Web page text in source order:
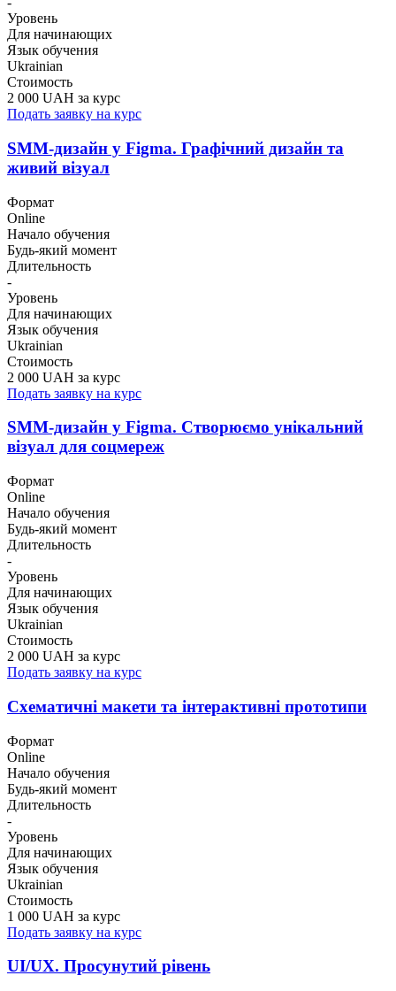
Уровень
Для начинающих
Язык обучения
Ukrainian
Стоимость
2 000 UAH за курс
Подать заявку на курс
SMM-дизайн у Figma. Графічний дизайн та
живий візуал
Формат
Online
Начало обучения
Будь-який момент
Длительность
-
Уровень
Для начинающих
Язык обучения
Ukrainian
Стоимость
2 000 UAH за курс
Подать заявку на курс
SMM-дизайн у Figma. Створюємо унікальний
візуал для соцмереж
Формат
Online
Начало обучения
Будь-який момент
Длительность
-
Уровень
Для начинающих
Язык обучения
Ukrainian
Стоимость
2 000 UAH за курс
Подать заявку на курс
Схематичні макети та інтерактивні прототипи
Формат
Online
Начало обучения
Будь-який момент
Длительность
-
Уровень
Для начинающих
Язык обучения
Ukrainian
Стоимость
1 000 UAH за курс
Подать заявку на курс
UI/UX. Просунутий рівень